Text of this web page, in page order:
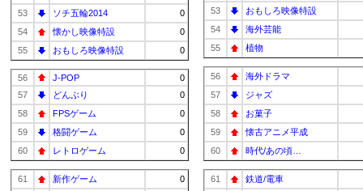
53
ソチ五輪2014
0
54
懐かし映像特設
0
55
おもしろ映像特設 0
56 J-POP
0
57
どんぶり
0
58
FPSゲーム
0
59
格闘ゲーム
0
60
レトロゲーム 0
61 新作ゲーム
0
53
おもしろ映像特設
54
海外芸能
55
植物
56
海外ドラマ
57
ジャズ
58
お菓子
59
懐古アニメ平成
60
時代/あの頃…
61
鉄道/電車